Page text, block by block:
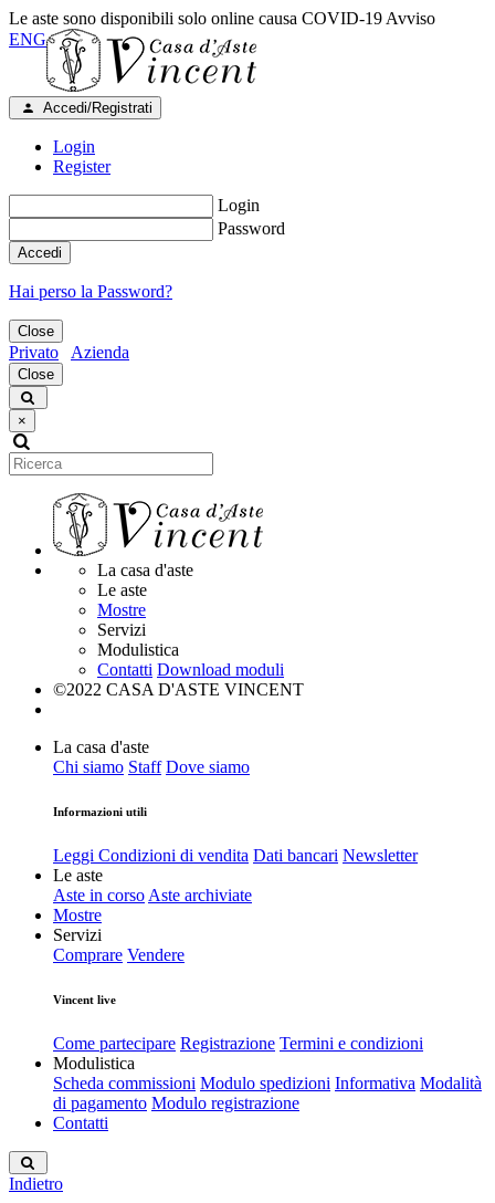
Le aste sono disponibili solo online causa COVID-19 Avviso
ENG
Accedi/Registrati
Login
Register
Login
Password
Accedi
Hai perso la Password?
Close
Privato Azienda
Close
×
La casa d'aste
Le aste
Mostre
Servizi
Modulistica
Contatti Download moduli
©2022 CASA D'ASTE VINCENT
La casa d'aste
Chi siamo Staff Dove siamo
Informazioni utili
Leggi Condizioni di vendita Dati bancari Newsletter
Le aste
Aste in corso Aste archiviate
Mostre
Servizi
Comprare Vendere
Vincent live
Come partecipare Registrazione Termini e condizioni
Modulistica
Scheda commissioni Modulo spedizioni Informativa Modalità
di pagamento Modulo registrazione
Contatti
Indietro